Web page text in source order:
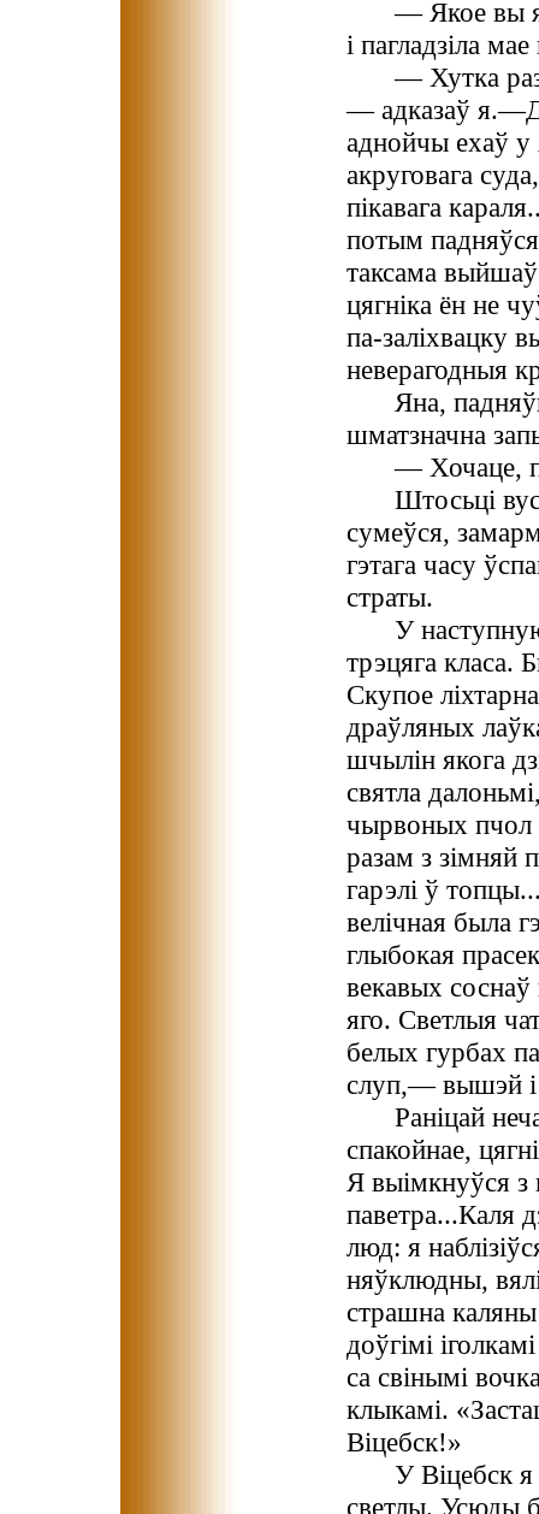
— Якое вы
і пагладзіла
— Хутка
— адказаў
аднойчы ехаў у
акруговага
пікавага
потым
таксама
цягніка ён не
па-заліхвацку
неверагодныя
Яна,
шматзначна
— Хочаце,
Штосьці
сумеўся,
гэтага часу
страты.
У
трэцяга класа.
Скупое
драўляных
шчылін якога
святла
чырвоных пчол
разам з зімняй
гарэлі ў
велічная была
глыбокая
векавых
яго. Светлыя
белых гурбах
слуп,— вышэй і
Раніцай
спакойнае,
Я выімкнуўся з
паветра...Каля
люд: я
няўклюдны,
страшна
доўгімі
са свінымі
клыкамі.
Віцебск!»
У Віцебск
светлы. Усюды